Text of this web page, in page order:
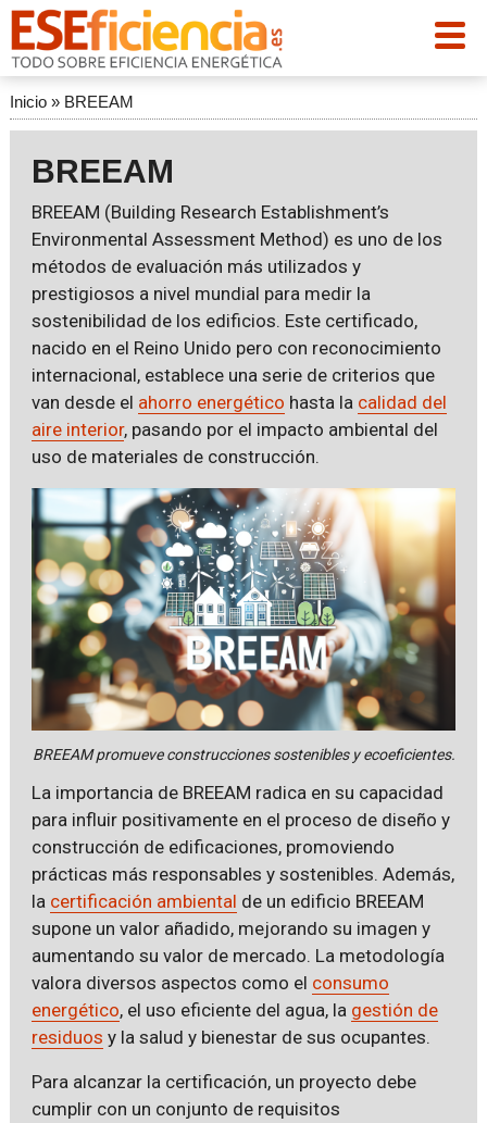
Inicio» BREEAM
BREEAM
BREEAM (Building Research Establishment’s
Environmental Assessment Method) es uno de los
métodos de evaluación más utilizados y
prestigiosos a nivel mundial para medir la
sostenibilidad de los edificios. Este certificado,
nacido en el Reino Unido pero con reconocimiento
internacional, establece una serie de criterios que
van desde el ahorro energético hasta la calidad del
aire interior, pasando por el impacto ambiental del
uso de materiales de construcción.
BREEAM promueve construcciones sostenibles y ecoeficientes.
La importancia de BREEAM radica en su capacidad
para influir positivamente en el proceso de diseño y
construcción de edificaciones, promoviendo
prácticas más responsables y sostenibles. Además,
la certificación ambiental de un edificio BREEAM
supone un valor añadido, mejorando su imagen y
aumentando su valor de mercado. La metodología
valora diversos aspectos como el consumo
energético, el uso eficiente del agua, la gestión de
residuos y la salud y bienestar de sus ocupantes.
Para alcanzar la certificación, un proyecto debe
cumplir con un conjunto de requisitos